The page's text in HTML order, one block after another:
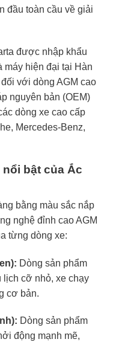
đầu toàn cầu về giải
được nhập khẩu
máy hiện đại tại Hàn
với dòng AGM cao
nguyên bản (OEM)
dòng xe cao cấp
Mercedes-Benz,
bật của Ắc
bằng màu sắc nắp
nghệ đỉnh cao AGM
từng dòng xe:
Dòng sản phẩm
lịch cỡ nhỏ, xe chạy
cơ bản.
Dòng sản phẩm
động mạnh mẽ,